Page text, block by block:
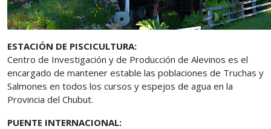
ESTACIÓN DE PISCICULTURA:
Centro de Investigación y de Producción de Alevinos es el
encargado de mantener estable las poblaciones de Truchas y
Salmones en todos los cursos y espejos de agua en la
Provincia del Chubut.
PUENTE INTERNACIONAL: